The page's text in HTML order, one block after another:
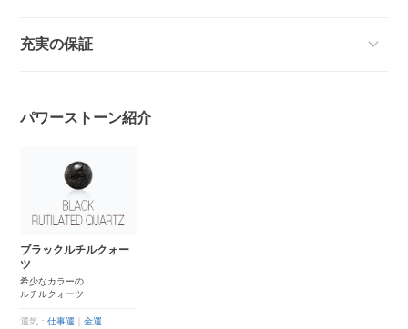
充実の保証
パワーストーン紹介
ブラックルチルクォー
ツ
希少なカラーの
ルチルクォーツ
運気：仕事運 ｜金運